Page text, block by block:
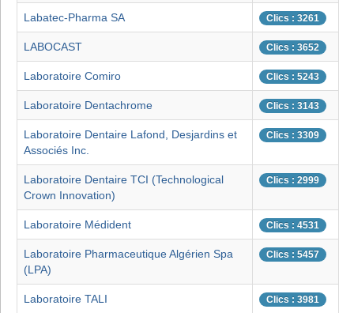
Labatec-Pharma SA Clics : 3261
LABOCAST Clics : 3652
Laboratoire Comiro Clics : 5243
Laboratoire Dentachrome Clics : 3143
Laboratoire Dentaire Lafond, Desjardins et
Associés Inc.
Clics : 3309
Laboratoire Dentaire TCI (Technological
Crown Innovation)
Clics : 2999
Laboratoire Médident Clics : 4531
Laboratoire Pharmaceutique Algérien Spa
(LPA)
Clics : 5457
Laboratoire TALI Clics : 3981